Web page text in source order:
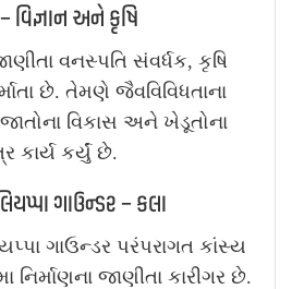
વિજ્ઞાન અને કૃષિ
વનસ્પતિ સંવર્ધક, કૃષિ
છે. તેમણે જૈવવિવિધતાના
વિકાસ અને ખેડૂતોના
કાર્ય કર્યું છે.
ગાઉન્ડર – કલા
ગાઉન્ડર પરંપરાગત કાંસ્ય
જાણીતા કારીગર છે.